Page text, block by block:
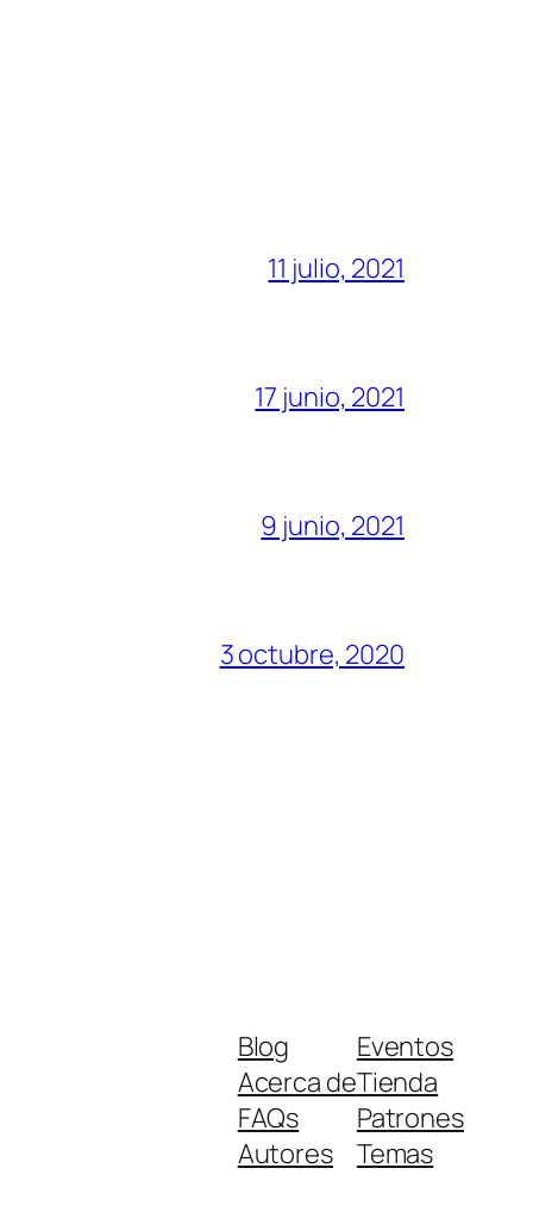
11 julio, 2021
17 junio, 2021
9 junio, 2021
3 octubre, 2020
Blog
Acerca de
FAQs
Autores
Eventos
Tienda
Patrones
Temas